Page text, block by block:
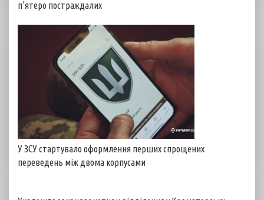
п’ятеро постраждалих
У ЗСУ стартувало оформлення перших спрощених
переведень між двома корпусами